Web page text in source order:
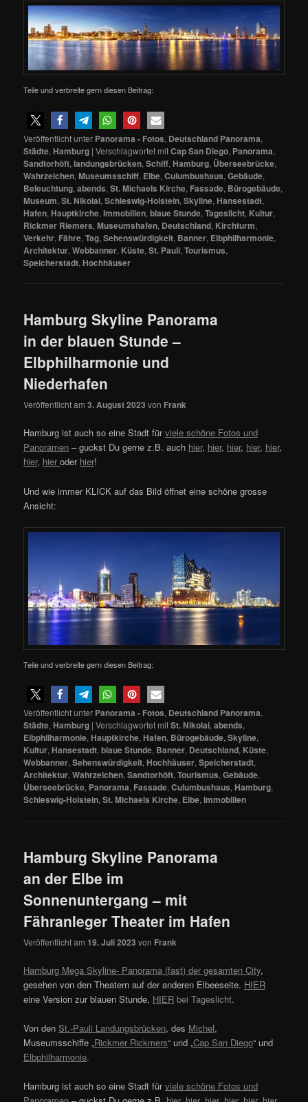
Teile und verbreite gern diesen Beitrag:
Veröffentlicht unter Panorama - Fotos, Deutschland Panorama,
Städte, Hamburg |Verschlagwortet mitCap San Diego, Panorama,
Sandtorhöft,landungsbrücken,Schiff, Hamburg, Überseebrücke,
Wahrzeichen,Museumsschiff, Elbe,Culumbushaus,Gebäude,
Beleuchtung,abends,St. Michaels Kirche, Fassade, Bürogebäude,
Museum,St. Nikolai,Schleswig-Holstein,Skyline, Hansestadt,
Hafen, Hauptkirche,Immobilien,blaue Stunde,Tageslicht, Kultur,
Rickmer Riemers,Museumshafen, Deutschland, Kirchturm,
Verkehr, Fähre,Tag,Sehenswürdigkeit, Banner, Elbphilharmonie,
Architektur,Webbanner, Küste,St. Pauli,Tourismus,
Speicherstadt, Hochhäuser
Hamburg Skyline Panorama
in der blauen Stunde –
Elbphilharmonie und
Niederhafen
Veröffentlicht am3. August 2023 von Frank
Hamburg ist auch so eine Stadt fürviele schöne Fotos und
Panoramen – guckst Du gerne z.B. auch hier, hier, hier, hier, hier,
hier, hieroder hier!
Und wie immer KLICK auf das Bild öffnet eine schöne grosse
Ansicht:
Teile und verbreite gern diesen Beitrag:
Veröffentlicht unter Panorama - Fotos, Deutschland Panorama,
Städte, Hamburg |Verschlagwortet mitSt. Nikolai,abends,
Elbphilharmonie, Hauptkirche, Hafen, Bürogebäude,Skyline,
Kultur, Hansestadt,blaue Stunde, Banner, Deutschland, Küste,
Webbanner,Sehenswürdigkeit, Hochhäuser,Speicherstadt,
Architektur,Wahrzeichen,Sandtorhöft,Tourismus,Gebäude,
Überseebrücke, Panorama, Fassade,Culumbushaus, Hamburg,
Schleswig-Holstein,St. Michaels Kirche, Elbe,Immobilien
Hamburg Skyline Panorama
an der Elbe im
Sonnenuntergang – mit
Fähranleger Theater im Hafen
Veröffentlicht am 19. Juli 2023 von Frank
Hamburg Mega Skyline- Panorama (fast) der gesamten City,
gesehen von den Theatern auf der anderen Elbeeseite. HIER
eine Version zur blauen Stunde, HIER bei Tageslicht.
Von denSt.-Pauli Landungsbrücken, des Michel,
Museumsschiffe „Rickmer Rickmers“ und „Cap San Diego“ und
Elbphilharmonie.
Hamburg ist auch so eine Stadt fürviele schöne Fotos und